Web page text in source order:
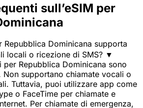
sull’eSIM per
Repubblica Dominicana supporta
locali o ricezione di SMS? ▼
per Repubblica Dominicana sono
Non supportano chiamate vocali o
Tuttavia, puoi utilizzare app come
o FaceTime per chiamate e
Per chiamate di emergenza,